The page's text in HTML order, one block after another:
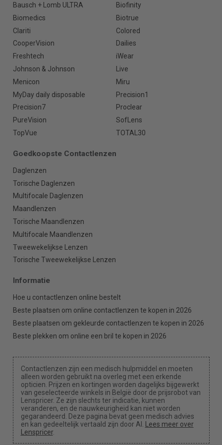
Bausch + Lomb ULTRA
Biofinity
Biomedics
Biotrue
Clariti
Colored
CooperVision
Dailies
Freshtech
iWear
Johnson & Johnson
Live
Menicon
Miru
MyDay daily disposable
Precision1
Precision7
Proclear
PureVision
SofLens
TopVue
TOTAL30
Goedkoopste Contactlenzen
Daglenzen
Torische Daglenzen
Multifocale Daglenzen
Maandlenzen
Torische Maandlenzen
Multifocale Maandlenzen
Tweewekelijkse Lenzen
Torische Tweewekelijkse Lenzen
Informatie
Hoe u contactlenzen online bestelt
Beste plaatsen om online contactlenzen te kopen in 2026
Beste plaatsen om gekleurde contactlenzen te kopen in 2026
Beste plekken om online een bril te kopen in 2026
Contactlenzen zijn een medisch hulpmiddel en moeten
alleen worden gebruikt na overleg met een erkende
opticien. Prijzen en kortingen worden dagelijks bijgewerkt
van geselecteerde winkels in België door de prijsrobot van
Lenspricer. Ze zijn slechts ter indicatie, kunnen
veranderen, en de nauwkeurigheid kan niet worden
gegarandeerd. Deze pagina bevat geen medisch advies
en kan gedeeltelijk vertaald zijn door AI. Lees meer over
Lenspricer.